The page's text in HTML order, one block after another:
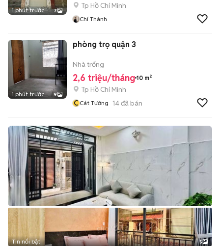
1 phút trước 7
Tp Hồ Chí Minh
Chí Thành
1 phút trước 9
phòng trọ quận 3
Nhà trống
2,6 triệu/tháng 10 m²
Tp Hồ Chí Minh
CCát Tường 14đã bán
Tin nổi bật 5